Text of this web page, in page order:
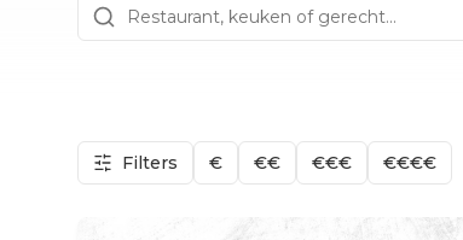
Filters € €€ €€€ €€€€